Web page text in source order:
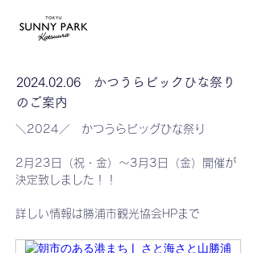
2024.02.06 かつうらビックひな祭り
のご案内
＼2024／　かつうらビッグひな祭り
2月23日（祝・金）～3月3日（金）開催が
決定致しました！！
詳しい情報は勝浦市観光協会HPまで